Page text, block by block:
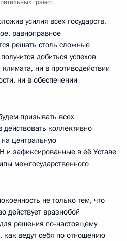
грамот.
усилия всех государств,
равноправное
решать столь сложные
добиться успехов
ни в противодействии
ни в обеспечении
призывать всех
коллективно
центральную
зафиксированные в её Уставе
межгосударственного
не только тем, что
действует вразнобой
решения по-настоящему
ведут себя по отношению